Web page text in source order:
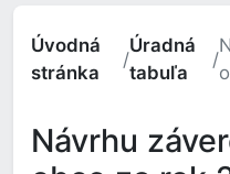
Úvodná
stránka
/
Úradná
tabuľa
/
Návrhu